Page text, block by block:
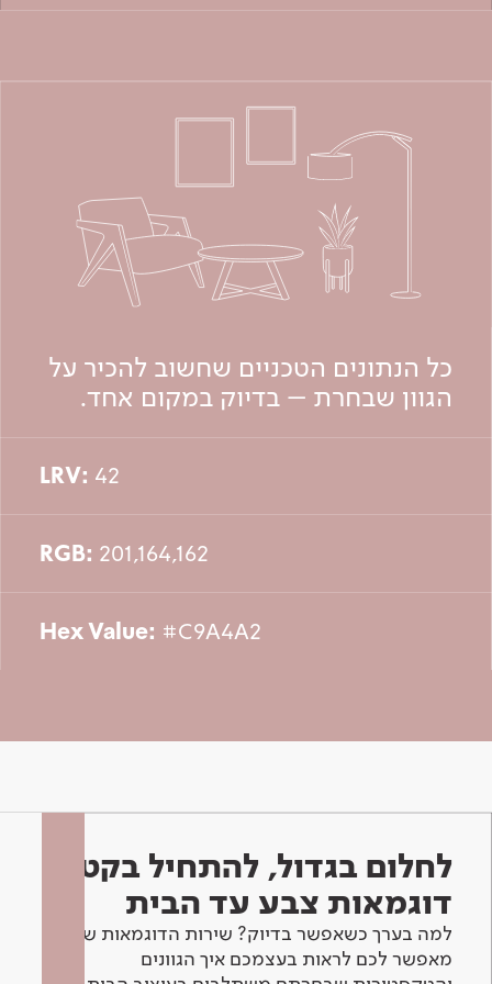
כל הנתונים הטכניים שחשוב להכיר על
הגוון שבחרת – בדיוק במקום אחד.
LRV: 42
RGB: 201,164,162
Hex Value: #C9A4A2
לחלום בגדול, להתחיל בקטן -
דוגמאות צבע עד הבית
למה בערך כשאפשר בדיוק? שירות הדוגמאות שלנו
מאפשר לכם לראות בעצמכם איך הגוונים